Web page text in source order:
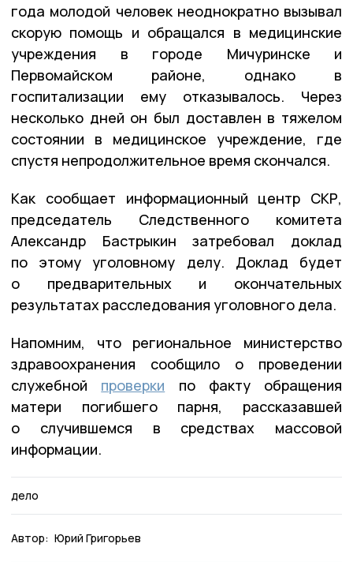
года молодой человек неоднократно вызывал
скорую помощь и обращался в медицинские
учреждения в городе Мичуринске и
Первомайском районе, однако в
госпитализации ему отказывалось. Через
несколько дней он был доставлен в тяжелом
состоянии в медицинское учреждение, где
спустя непродолжительное время скончался.
Как сообщает информационный центр СКР,
председатель Следственного комитета
Александр Бастрыкин затребовал доклад
по этому уголовному делу. Доклад будет
о предварительных и окончательных
результатах расследования уголовного дела.
Напомним, что региональное министерство
здравоохранения сообщило о проведении
служебной проверки по факту обращения
матери погибшего парня, рассказавшей
о случившемся в средствах массовой
информации.
дело
Автор: Юрий Григорьев